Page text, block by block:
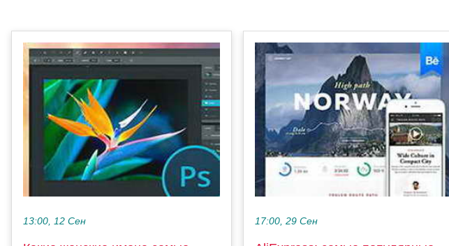
13:00, 12 Сен 17:00, 29 Сен